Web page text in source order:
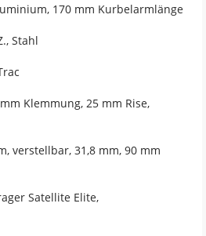
170 mm Kurbelarmlänge
Stahl
Klemmung, 25 mm Rise,
verstellbar, 31,8 mm, 90 mm
Satellite Elite,